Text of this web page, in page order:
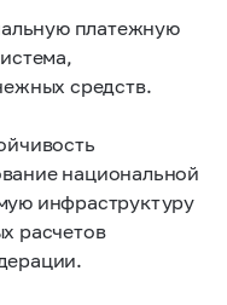
платежную
средств.
национальной
инфраструктуру
расчетов